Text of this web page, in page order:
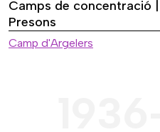
Camps de concentració
Presons
Camp d'Argelers